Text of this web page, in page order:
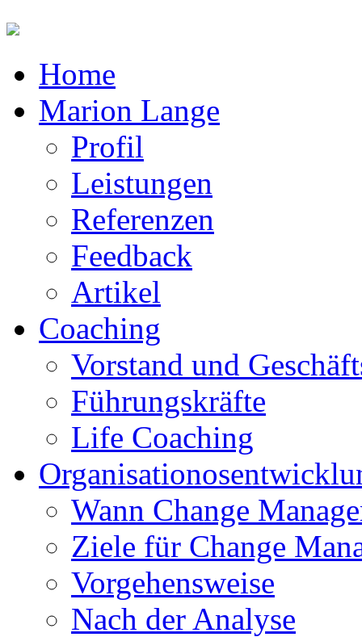
Home
Marion Lange
Profil
Leistungen
Referenzen
Feedback
Artikel
Coaching
Vorstand und
Führungskräfte
Life Coaching
Wann Change
Ziele für Change
Vorgehensweise
Nach der Analyse